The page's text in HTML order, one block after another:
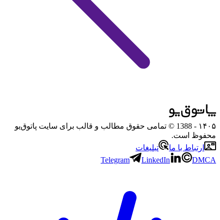
۱۴۰۵
- 1388 © تمامی حقوق مطالب و قالب برای سایت پاتوق‌یو
محفوظ است.
ارتباط با ما
تبلیغات
Telegram
LinkedIn DMCA